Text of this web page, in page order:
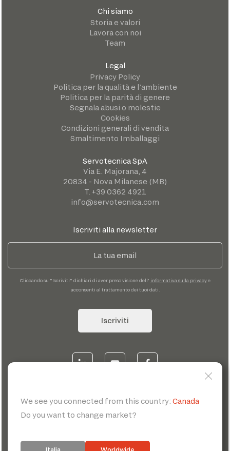
Chi siamo
Storia e valori
Lavora con noi
Team
Legal
Privacy Policy
Politica per la qualità e l’ambiente
Politica per la parità di genere
Segnala abusi o molestie
Cookies
Condizioni generali di vendita
Smaltimento Imballaggi
Servotecnica SpA
Via E. Majorana, 4
20834 - Nova Milanese (MB)
T. +39 0362 4921
info@servotecnica.com
Iscriviti alla newsletter
Cliccando su "Iscriviti" dichiari di aver preso visione dell' informativa sulla privacye
acconsenti al trattamento dei tuoi dati.
Iscriviti
1902780 C.S 468.000,00€